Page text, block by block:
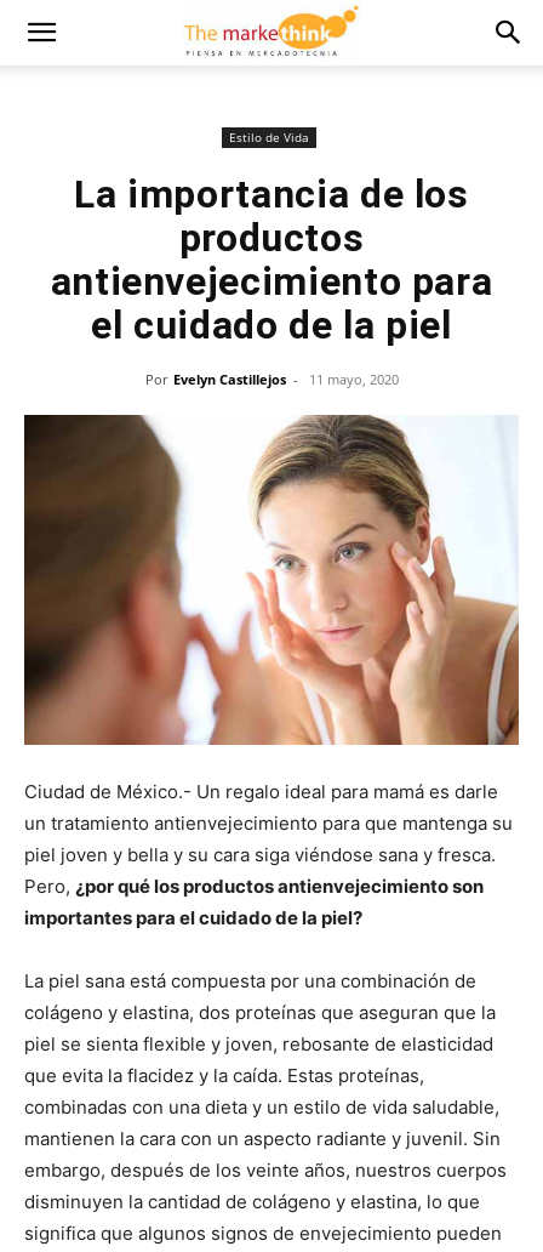
Estilo de Vida
La importancia de los
productos
antienvejecimiento para
el cuidado de la piel
Por Evelyn Castillejos - 11 mayo, 2020
Ciudad de México.- Un regalo ideal para mamá es darle
un tratamiento antienvejecimiento para que mantenga su
piel joven y bella y su cara siga viéndose sana y fresca.
Pero, ¿por qué los productos antienvejecimiento son
importantes para el cuidado de la piel?
La piel sana está compuesta por una combinación de
colágeno y elastina, dos proteínas que aseguran que la
piel se sienta flexible y joven, rebosante de elasticidad
que evita la flacidez y la caída. Estas proteínas,
combinadas con una dieta y un estilo de vida saludable,
mantienen la cara con un aspecto radiante y juvenil. Sin
embargo, después de los veinte años, nuestros cuerpos
disminuyen la cantidad de colágeno y elastina, lo que
significa que algunos signos de envejecimiento pueden